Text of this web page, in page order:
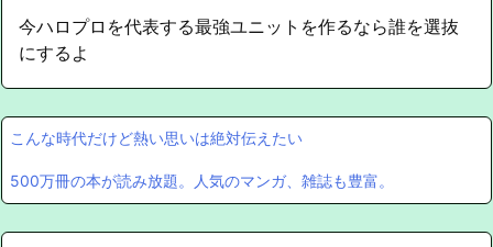
今ハロプロを代表する最強ユニットを作るなら誰を選抜
にするよ
こんな時代だけど熱い思いは絶対伝えたい
500万冊の本が読み放題。人気のマンガ、雑誌も豊富。